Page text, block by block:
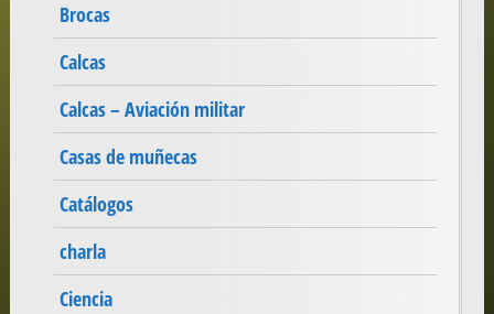
Brocas
Calcas
Calcas – Aviación militar
Casas de muñecas
Catálogos
charla
Ciencia